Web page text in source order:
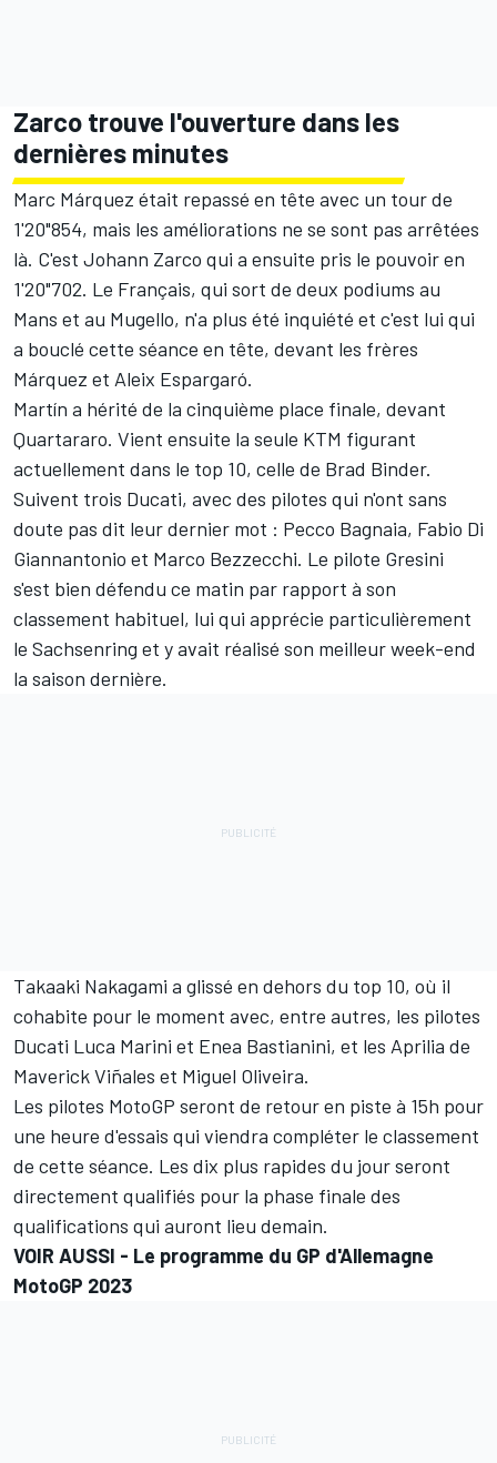
Zarco trouve l'ouverture dans les
dernières minutes
Marc Márquez était repassé en tête avec un tour de
1'20"854, mais les améliorations ne se sont pas arrêtées
là. C'est Johann Zarco qui a ensuite pris le pouvoir en
1'20"702. Le Français, qui sort de deux podiums au
Mans et au Mugello, n'a plus été inquiété et c'est lui qui
a bouclé cette séance en tête, devant les frères
Márquez et Aleix Espargaró.
Martín a hérité de la cinquième place finale, devant
Quartararo. Vient ensuite la seule KTM figurant
actuellement dans le top 10, celle de Brad Binder.
Suivent trois Ducati, avec des pilotes qui n'ont sans
doute pas dit leur dernier mot : Pecco Bagnaia, Fabio Di
Giannantonio et Marco Bezzecchi. Le pilote Gresini
s'est bien défendu ce matin par rapport à son
classement habituel, lui qui apprécie particulièrement
le Sachsenring et y avait réalisé son meilleur week-end
la saison dernière.
Takaaki Nakagami a glissé en dehors du top 10, où il
cohabite pour le moment avec, entre autres, les pilotes
Ducati Luca Marini et Enea Bastianini, et les Aprilia de
Maverick Viñales et Miguel Oliveira.
Les pilotes MotoGP seront de retour en piste à 15h pour
une heure d'essais qui viendra compléter le classement
de cette séance. Les dix plus rapides du jour seront
directement qualifiés pour la phase finale des
qualifications qui auront lieu demain.
VOIR AUSSI - Le programme du GP d'Allemagne
MotoGP 2023